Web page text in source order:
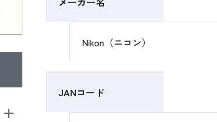
Nikon（ニコン）
JANコード